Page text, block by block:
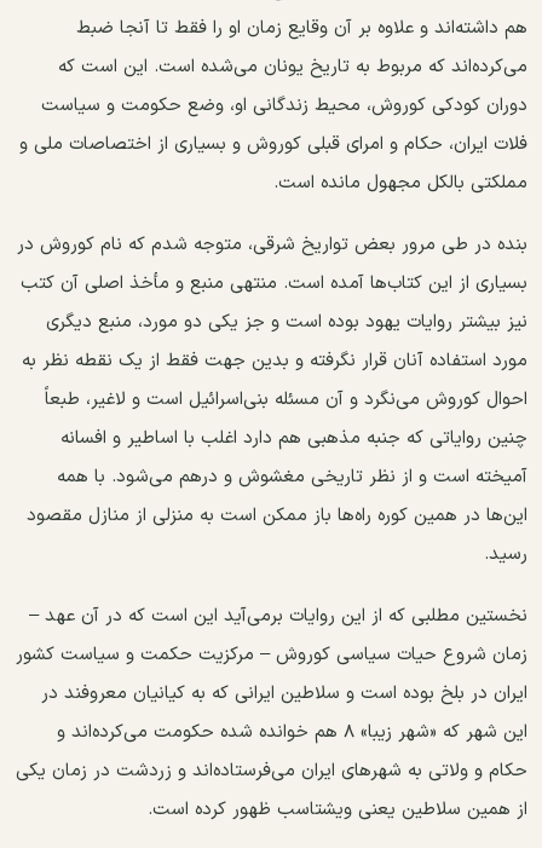
هم داشته‌اند و علاوه بر آن وقایع زمان او را فقط تا آنجا ضبط
می‌کرده‌اند که مربوط به تاریخ یونان می‌شده است. این است که
دوران کودکی کوروش، محیط زندگانی او، وضع حکومت و سیاست
فلات ایران، حکام و امرای قبلی کوروش و بسیاری از اختصاصات ملی و
مملکتی بالکل مجهول مانده است.
بنده در طی مرور بعض تواریخ شرقی، متوجه شدم که نام کوروش در
بسیاری از این کتاب‌ها آمده است. منتهی منبع و مأخذ اصلی آن کتب
نیز بیشتر روایات یهود بوده است و جز یکی دو مورد، منبع دیگری
مورد استفاده آنان قرار نگرفته و بدین جهت فقط از یک نقطه نظر به
احوال کوروش می‌نگرد و آن مسئله بنی‌اسرائیل است و لاغیر، طبعاً
چنین روایاتی که جنبه مذهبی هم دارد اغلب با اساطیر و افسانه
آمیخته است و از نظر تاریخی مغشوش و درهم می‌شود. با همه
این‌ها در همین کوره راه‌ها باز ممکن است به منزلی از منازل مقصود
رسید.
نخستین مطلبی که از این روایات برمی‌آید این است که در آن عهد –
زمان شروع حیات سیاسی کوروش – مرکزیت حکمت و سیاست کشور
ایران در بلخ بوده است و سلاطین ایرانی که به کیانیان معروفند در
این شهر که «شهر زیبا» ۸ هم خوانده شده حکومت می‌کرده‌اند و
حکام و ولاتی به شهرهای ایران می‌فرستاده‌اند و زردشت در زمان یکی
از همین سلاطین یعنی ویشتاسب ظهور کرده است.